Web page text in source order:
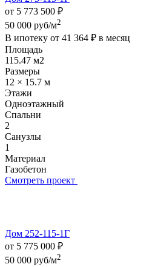
от 5 773 500 ₽
50 000 руб/м2
В ипотеку от 41 364 ₽ в месяц
Площадь
115.47 м2
Размеры
12 × 15.7 м
Этажи
Одноэтажный
Спальни
2
Санузлы
1
Материал
Газобетон
Смотреть проект
Дом 252-115-1Г
от 5 775 000 ₽
50 000 руб/м2